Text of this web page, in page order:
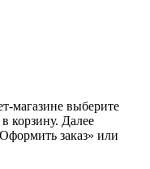
магазине выберите
корзину. Далее
заказ» или